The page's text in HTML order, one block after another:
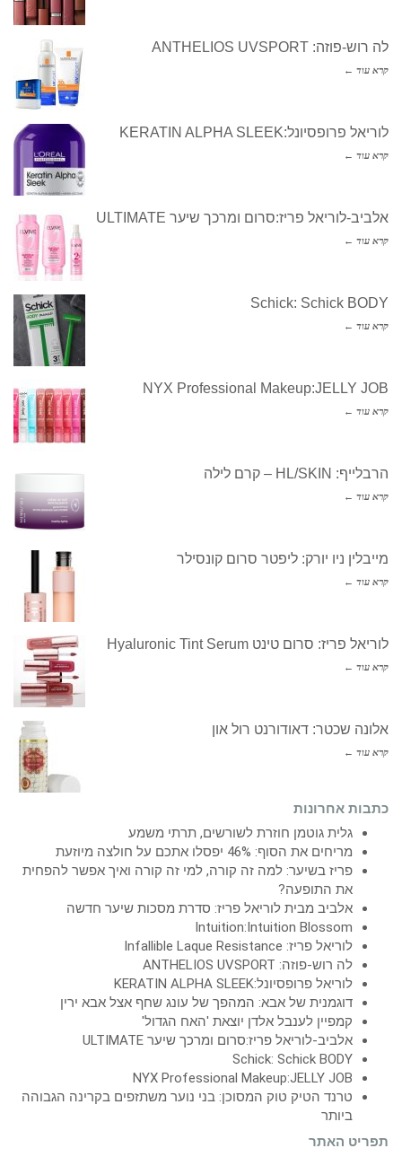
לה רוש-פוזה: ANTHELIOS UVSPORT
קרא עוד ←
לוריאל פרופסיונל:KERATIN ALPHA SLEEK
קרא עוד ←
אלביב-לוריאל פריז:סרום ומרכך שיער ULTIMATE
קרא עוד ←
Schick: Schick BODY
קרא עוד ←
NYX Professional Makeup:JELLY JOB
קרא עוד ←
הרבלייף: HL/SKIN – קרם לילה
קרא עוד ←
מייבלין ניו יורק: ליפטר סרום קונסילר
קרא עוד ←
לוריאל פריז: סרום טינט Hyaluronic Tint Serum
קרא עוד ←
אלונה שכטר: דאודורנט רול און
קרא עוד ←
כתבות אחרונות
גלית גוטמן חוזרת לשורשים, תרתי משמע
מריחים את הסוף: 46% יפסלו אתכם על חולצה מיוזעת
פריז בשיער: למה זה קורה, למי זה קורה ואיך אפשר להפחית
את התופעה?
אלביב מבית לוריאל פריז: סדרת מסכות שיער חדשה
Intuition:Intuition Blossom
לוריאל פריז: Infallible Laque Resistance
לה רוש-פוזה: ANTHELIOS UVSPORT
לוריאל פרופסיונל:KERATIN ALPHA SLEEK
דוגמנית של אבא: המהפך של עונג שחף אצל אבא ירין
קמפיין לענבל אלדן יוצאת 'האח הגדול'
אלביב-לוריאל פריז:סרום ומרכך שיער ULTIMATE
Schick: Schick BODY
NYX Professional Makeup:JELLY JOB
טרנד הטיק טוק המסוכן: בני נוער משתזפים בקרינה הגבוהה
ביותר
תפריט האתר